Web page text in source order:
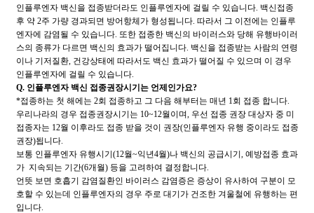
인플루엔자 백신을 접종받더라도 인플루엔자에 걸릴 수 있습니다. 백신접종
후 약 2주 가량 경과되면 방어항체가 형성됩니다. 따라서 그 이전에는 인플루
엔자에 감염될 수 있습니다. 또한 접종한 백신의 바이러스와 당해 유행바이러
스의 종류가 다르면 백신의 효과가 떨어집니다. 백신을 접종받는 사람의 연령
이나 기저질환, 건강상태에 따라서도 백신 효과가 떨어질 수 있으며 이 경우
인플루엔자에 걸릴 수 있습니다.
Q. 인플루엔자 백신 접종권장시기는 언제인가요?
*접종하는 첫 해에는 2회 접종하고 그 다음 해부터는 매년 1회 접종 합니다.
우리나라의 경우 접종권장시기는 10~12월이며, 우선 접종 권장 대상자 중 미
접종자는 12월 이후라도 접종 받을 것이 권장(인플루엔자 유행 중이라도 접종
권장)됩니다.
보통 인플루엔자 유행시기(12월~익년4월)나 백신의 공급시기, 예방접종 효과
가 지속되는 기간(6개월) 등을 고려하여 결정합니다.
언뜻 보면 호흡기 감염질환인 바이러스 감염증은 증상이 유사하여 구분이 모
호할 수 있는데 인플루엔자의 경우 주로 대기가 건조한 겨울철에 유행하는 편
입니다.